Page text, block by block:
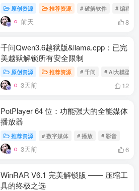
原创资源 推荐资源 # 破解软件 # 编程软
前天 8
千问Qwen3.6越狱版&llama.cpp：已完
美越狱解锁所有安全限制
原创资源 推荐资源 # 千问 # AI大模型
3天前 12
PotPlayer 64 位：功能强大的全能媒体
播放器
推荐资源 # 数字媒体 # 播放 # 影音
3天前 6
WinRAR V6.1 完美解锁版 —— 压缩工
具的终极之选